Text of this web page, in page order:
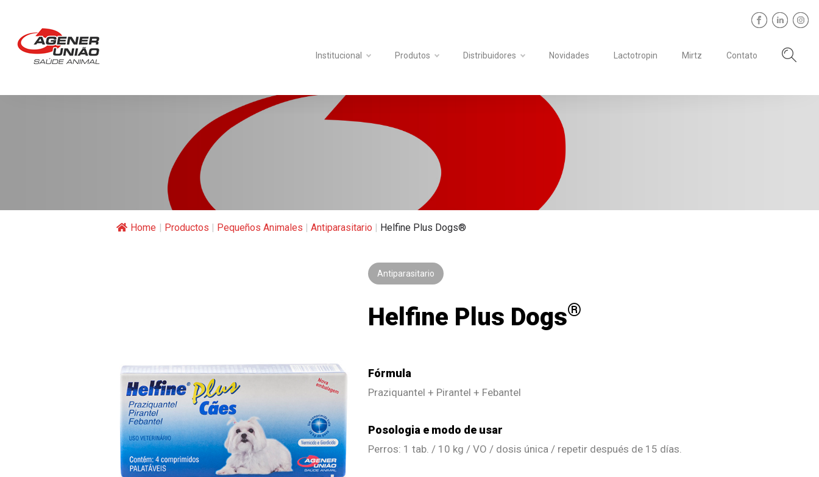
Institucional Produtos Distribuidores Novidades Lactotropin Mirtz Contato
Home | Productos | Pequeños Animales | Antiparasitario | Helfine Plus Dogs®
Antiparasitario
Helfine Plus Dogs®
Fórmula
Praziquantel + Pirantel + Febantel
Posologia e modo de usar
Perros: 1 tab. / 10 kg / VO / dosis única / repetir después de 15 días.